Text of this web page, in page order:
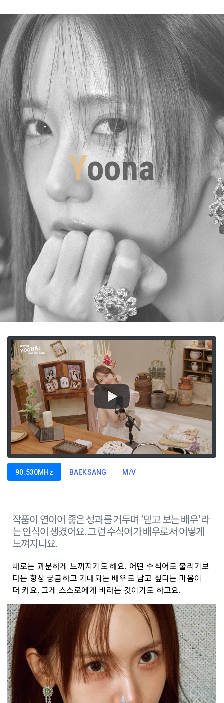
Yoona
90.530MHz BAEKSANG M/V
작품이 연이어 좋은 성과를 거두며 '믿고 보는 배우'라
는 인식이 생겼어요. 그런 수식어가 배우로서 어떻게
느껴지나요.
때로는 과분하게 느껴지기도 해요. 어떤 수식어로 불리기보
다는 항상 궁금하고 기대되는 배우로 남고 싶다는 마음이
더 커요. 그게 스스로에게 바라는 것이기도 하고요.